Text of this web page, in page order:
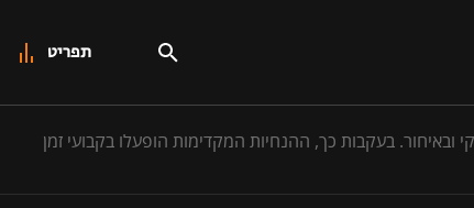
תפריט
בעקבות כך, ההנחיות המקדימות הופעלו בקבועי זמן